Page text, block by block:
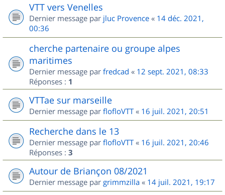
VTT vers Venelles
Dernier message par jluc Provence « 14 déc. 2021,
00:36
cherche partenaire ou groupe alpes
maritimes
Dernier message par fredcad « 12 sept. 2021, 08:33
Réponses : 1
VTTae sur marseille
Dernier message par flofloVTT« 16 juil. 2021, 20:51
Recherche dans le 13
Dernier message par flofloVTT« 16 juil. 2021, 20:46
Réponses : 3
Autour de Briançon 08/2021
Dernier message par grimmzilla « 14 juil. 2021, 19:17